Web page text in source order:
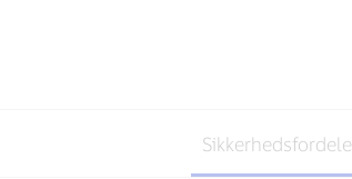
Sikkerhedsfordele